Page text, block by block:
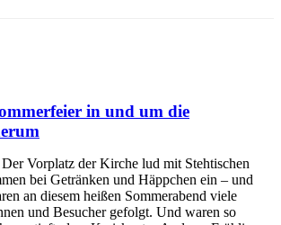
in und um die
Vorplatz der Kirche lud mit Stehtischen
bei Getränken und Häppchen ein – und
an diesem heißen Sommerabend viele
und Besucher gefolgt. Und waren so